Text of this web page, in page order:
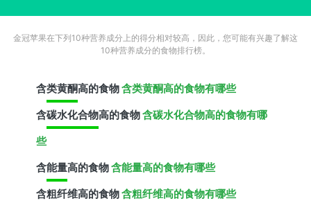
金冠苹果在下列10种营养成分上的得分相对较高，因此，您可能有兴趣了解这
10种营养成分的食物排行榜。
含类黄酮高的食物含类黄酮高的食物有哪些
含碳水化合物高的食物含碳水化合物高的食物有哪
些
含能量高的食物含能量高的食物有哪些
含粗纤维高的食物含粗纤维高的食物有哪些